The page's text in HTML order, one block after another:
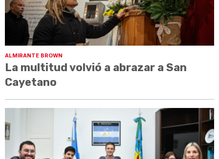
ALMIRANTE BROWN
La multitud volvió a abrazar a San
Cayetano